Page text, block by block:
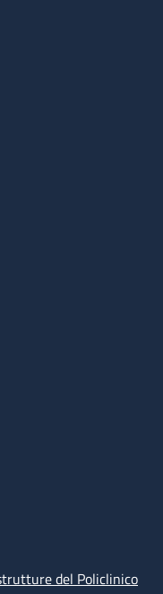
del Policlinico